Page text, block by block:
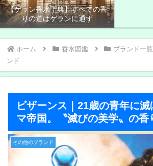
【ゲラン香水聖典】すべての香
りの道はゲランに通ず
【ディオール香水聖典】フレグ
【トム フ
ホーム 香水図鑑 ブランド一覧
ンド
ビザーンス｜21歳の青年に
マ帝国。〝滅びの美学〟の香
その他のブランド